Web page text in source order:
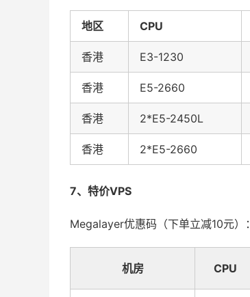
地区 CPU
香港 E3-1230
香港 E5-2660
香港 2*E5-2450L
香港 2*E5-2660
7、特价VPS
Megalayer优惠码（下单立减10元）：
机房 CPU